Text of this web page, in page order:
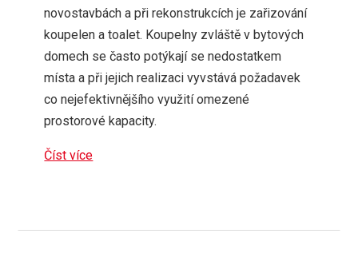
novostavbách a při rekonstrukcích je zařizování
koupelen a toalet. Koupelny zvláště v bytových
domech se často potýkají se nedostatkem
místa a při jejich realizaci vyvstává požadavek
co nejefektivnějšího využití omezené
prostorové kapacity.
Číst více